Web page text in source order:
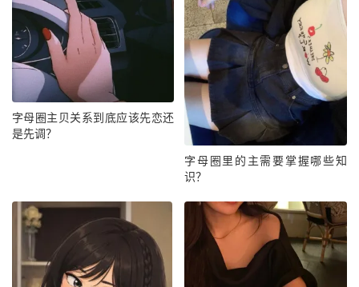
字母圈主贝关系到底应该先恋还
是先调？
字母圈里的主需要掌握哪些知
识？